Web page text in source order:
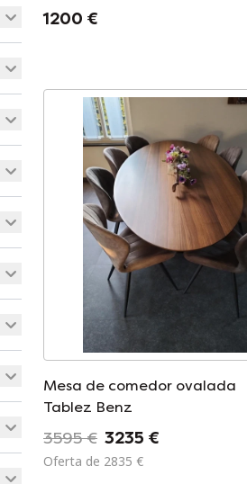
1200 €
Mesa de comedor ovalada
Tablez Benz
3595 € 3235 €
Oferta de 2835 €